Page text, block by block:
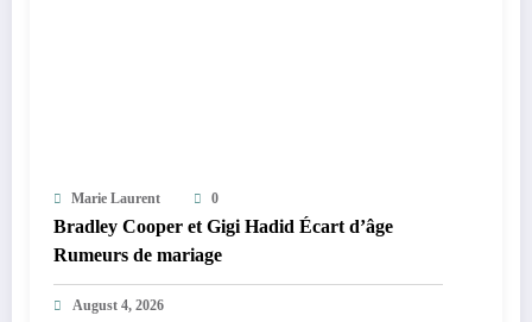
Marie Laurent 0
Bradley Cooper et Gigi Hadid Écart d’âge
Rumeurs de mariage
August 4, 2026